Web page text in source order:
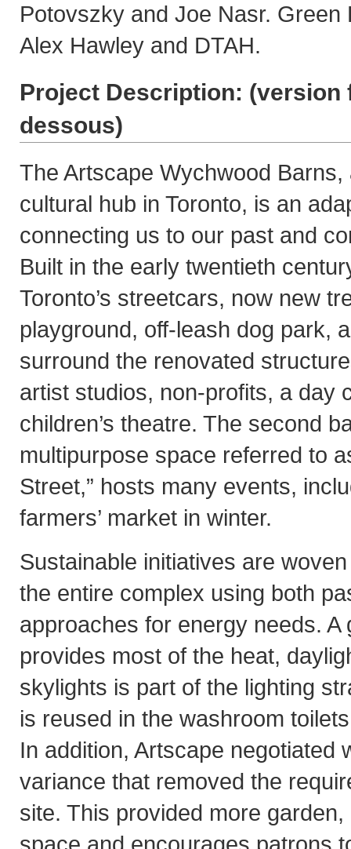
Potovszky and Joe Nasr. Green
Alex Hawley and DTAH.
Project Description: (version
dessous)
The Artscape Wychwood
cultural hub in Toronto, is an
connecting us to our past and
Built in the early twentieth
Toronto’s streetcars, now new
playground, off-leash dog park,
surround the renovated
artist studios, non-profits, a day
children’s theatre. The second
multipurpose space referred to
Street,” hosts many events,
farmers’ market in winter.
Sustainable initiatives are
the entire complex using both
approaches for energy needs. A
provides most of the heat,
skylights is part of the lighting
is reused in the washroom
In addition, Artscape negotiated
variance that removed the
site. This provided more